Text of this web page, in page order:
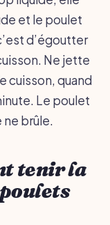
et le poulet
d’égoutter
Ne jette
cuisson, quand
Le poulet
ne brûle.
tenir la